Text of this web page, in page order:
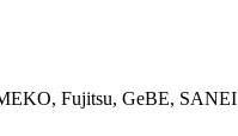
Fujitsu, GeBE, SANEI